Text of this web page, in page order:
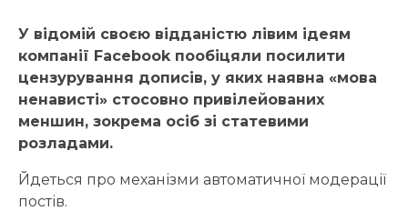
У відомій своєю відданістю лівим ідеям
компанії Facebook пообіцяли посилити
цензурування дописів, у яких наявна «мова
ненависті» стосовно привілейованих
меншин, зокрема осіб зі статевими
розладами.
Йдеться про механізми автоматичної модерації
постів.